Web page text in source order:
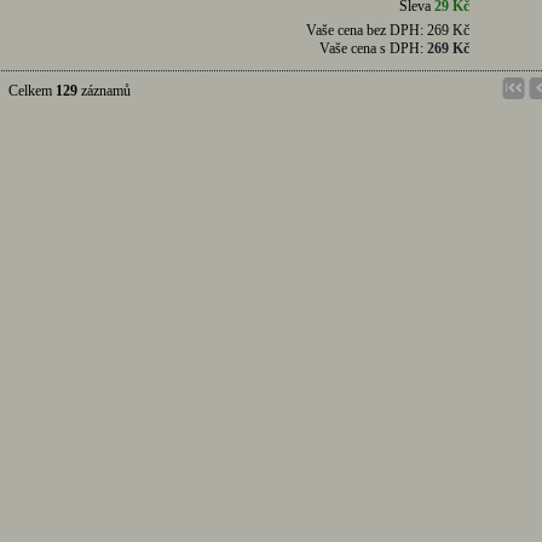
Sleva 29 Kč
Vaše cena bez DPH: 269 Kč
Vaše cena s DPH: 269 Kč
129záznamů